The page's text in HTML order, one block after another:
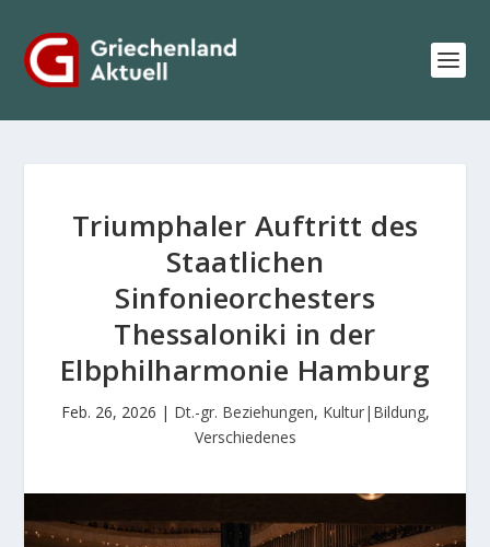
Triumphaler Auftritt des
Staatlichen
Sinfonieorchesters
Thessaloniki in der
Elbphilharmonie Hamburg
Feb. 26, 2026 | Dt.-gr. Beziehungen, Kultur|Bildung,
Verschiedenes